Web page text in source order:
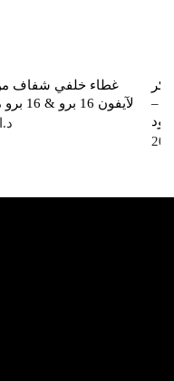
غطاء خلفي شفاف من
لآيفون 16 برو & 16 برو ماكس
د.ا
–